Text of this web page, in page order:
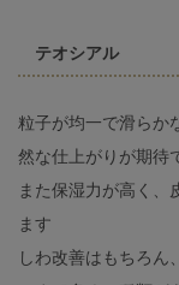
テオシアル
粒子が均一で滑らか
然な仕上がりが期待
また保湿力が高く、
ます
しわ改善はもちろん